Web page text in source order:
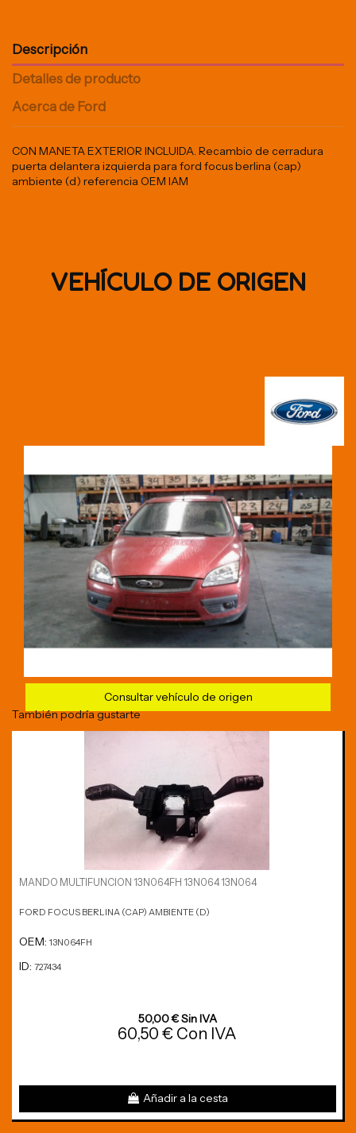
Descripción
Detalles de producto
Acerca de Ford
CON MANETA EXTERIOR INCLUIDA. Recambio de cerradura
puerta delantera izquierda para ford focus berlina (cap)
ambiente (d) referencia OEM IAM
VEHÍCULO DE ORIGEN
Consultar vehículo de origen
También podría gustarte
MANDO MULTIFUNCION 13N064FH 13N064 13N064
FORD FOCUS BERLINA (CAP) AMBIENTE (D)
OEM: 13N064FH
ID: 727434
50,00 € Sin IVA
60,50 € Con IVA
Añadir a la cesta